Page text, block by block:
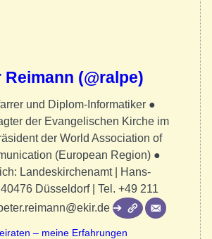
Reimann (@ralpe)
und Diplom-Informatiker ●
der Evangelischen Kirche im
der World Association of
(European Region) ●
Landeskirchenamt | Hans-
Düsseldorf | Tel. +49 211
– meine Erfahrungen